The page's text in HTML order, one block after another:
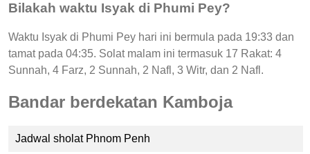
Bilakah waktu Isyak di Phumi Pey?
Waktu Isyak di Phumi Pey hari ini bermula pada 19:33 dan
tamat pada 04:35. Solat malam ini termasuk 17 Rakat: 4
Sunnah, 4 Farz, 2 Sunnah, 2 Nafl, 3 Witr, dan 2 Nafl.
Bandar berdekatan Kamboja
Jadwal sholat Phnom Penh